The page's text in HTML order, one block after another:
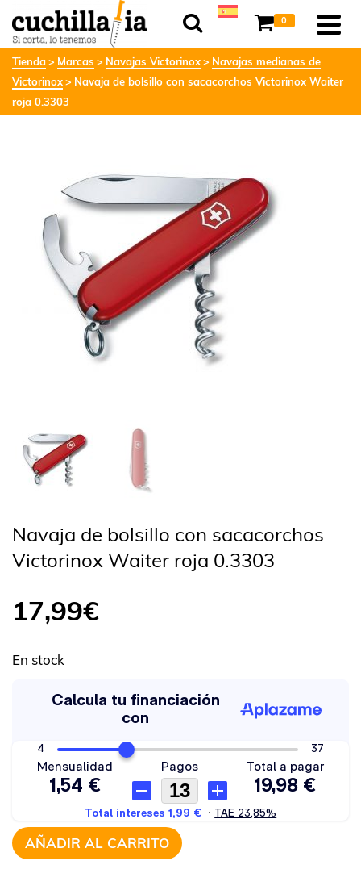
0
Tienda Marcas Navajas Victorinox
Navajas medianas de
Victorinox
Navaja de bolsillo con sacacorchos Victorinox Waiter
roja 0.3303
Navaja de bolsillo con sacacorchos
Victorinox Waiter roja 0.3303
17,99€
En stock
AÑADIR AL CARRITO